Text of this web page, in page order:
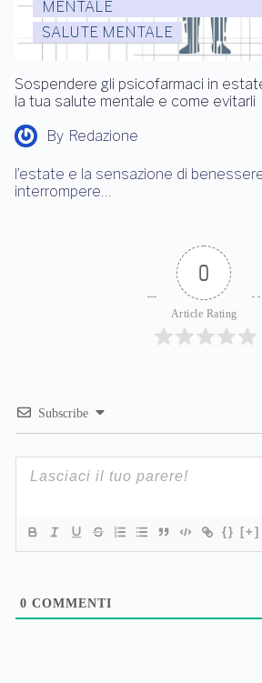
MENTALE
SALUTE MENTALE
Sospendere gli psicofarmaci in
la tua salute mentale e come evitarli
By Redazione
l’estate e la sensazione di
interrompere…
0
Article Rating
Subscribe
{} [+]
0 COMMENTI